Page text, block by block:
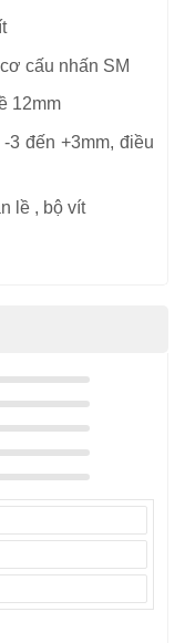
cấu nhấn SM
12mm
3 đến +3mm, điều
lề , bộ vít